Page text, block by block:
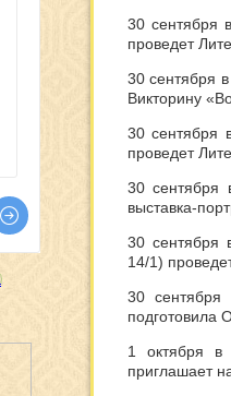
30 сентября
проведет
30 сентября
Викторину
30 сентября
проведет
30
выставка-
30 сентября
14/1)
30
подготовила
1 октября
приглашает